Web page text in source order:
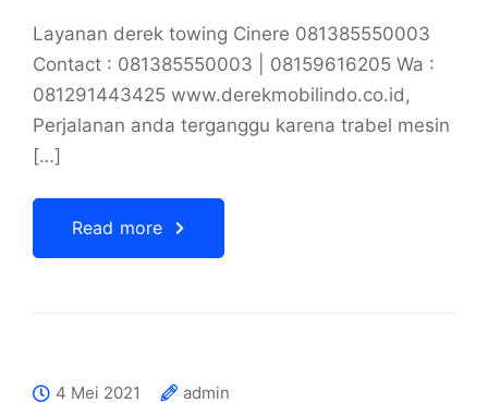
Layanan derek towing Cinere 081385550003
Contact : 081385550003 | 08159616205 Wa :
081291443425 www.derekmobilindo.co.id,
Perjalanan anda terganggu karena trabel mesin
[…]
Read more
4 Mei 2021
admin